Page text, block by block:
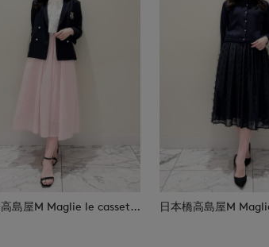
日本橋高島屋M Maglie le cassetto